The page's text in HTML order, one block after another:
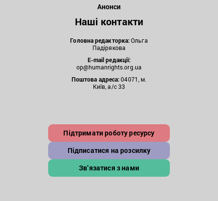
Анонси
Наші контакти
Головна редакторка:Ольга
Падірякова
E-mail редакції:
op@humanrights.org.ua
Поштова адреса:04071, м.
Київ, а/с 33
Підтримати роботу ресурсу
Підписатися на розсилку
Зв’язатися з нами